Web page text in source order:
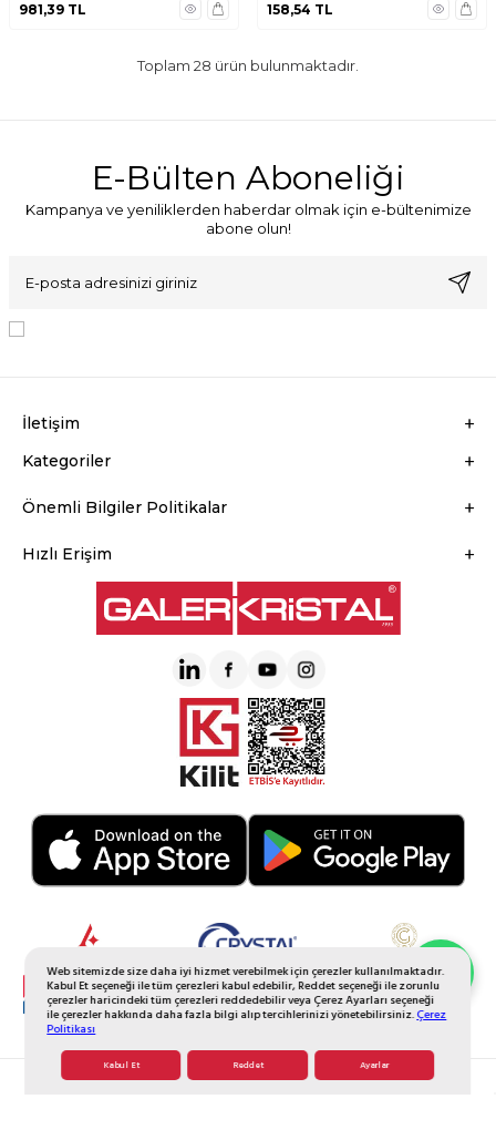
Web sitemizde size daha iyi hizmet verebilmek için çerezler kullanılmaktadır.
Kabul Et seçeneği ile tüm çerezleri kabul edebilir, Reddet seçeneği ile zorunlu
çerezler haricindeki tüm çerezleri reddedebilir veya Çerez Ayarları seçeneği
ile çerezler hakkında daha fazla bilgi alıp tercihlerinizi yönetebilirsiniz.Çerez
Politikası
Kabul Et Reddet Ayarlar
981,39 TL 158,54 TL
Toplam 28 ürün bulunmaktadır.
E-Bülten Aboneliği
Kampanya ve yeniliklerden haberdar olmak için e-bültenimize
abone olun!
İletişim
Kategoriler
Önemli Bilgiler Politikalar
Hızlı Erişim
© 2026 Tüm Hakkı Saklıdır. Galerikristal.com.tr
Whatsapp Sipariş